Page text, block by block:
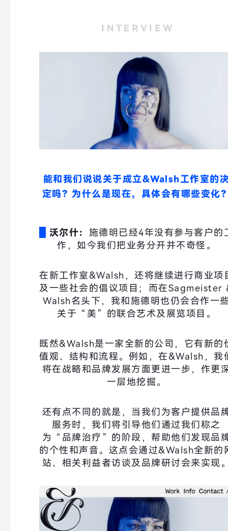
I N T E R V I E W
能和我们说说关于成立&Walsh工作室的
定吗？ 为什么是现在，具体会有哪些变化
沃尔什： 施德明已经4年没有参与客户的
作，如今我们把业务分开并不奇怪。
在新工作室&Walsh，还将继续进行商业项
及一些社会的倡议项目；而在Sagmeister
Walsh名头下，我和施德明也仍会合作一
关于“美”的联合艺术及展览项目。
既然&Walsh是一家全新的公司，它有新的
值观、结构和流程。例如，在&Walsh，我
将在战略和品牌发展方面更进一步，作更
一层地挖掘。
还有点不同的就是，当我们为客户提供品
服务时，我们将引导他们通过我们称之
为“品牌治疗”的阶段，帮助他们发现品
的个性和声音。这点会通过&Walsh全新的
站、相关利益者访谈及品牌研讨会来实现